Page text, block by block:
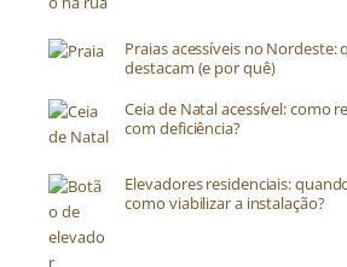
Praias acessíveis no Nordeste:
destacam (e por quê)
Ceia de Natal acessível: como
com deficiência?
Elevadores residenciais:
como viabilizar a instalação?